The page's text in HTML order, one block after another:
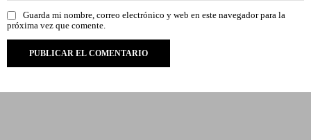
Guarda mi nombre, correo electrónico y web en este navegador para la
próxima vez que comente.